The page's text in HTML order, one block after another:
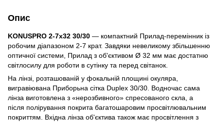
Опис
KONUSPRO 2-7x32 30/30 — компактний Прилад-перемінник із
робочим діапазоном 2-7 крат. Завдяки невеликому збільшенню
оптичної системи, Прилад з об'єктивом Ø 32 мм має достатню
світлосилу для роботи в сутінку та перед світанок.
На лінзі, розташованій у фокальній площині окуляра,
вигравіювана Приборьна сітка Duplex 30/30. Водночас сама
лінза виготовлена з «нерозбивного» спресованого скла, а
після полірування покрита багатошаровим просвітлювальним
покриттям. Вхідна лінза об'єктива також має просвітлення з